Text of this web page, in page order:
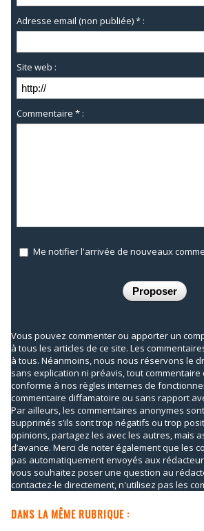
Adresse email (non publiée) * :
Site web :
Commentaire * :
Me notifier l'arrivée de nouveaux
Vous pouvez commenter ou apporter un
à tous les articles de ce site. Les
à tous. Néanmoins, nous nous réservons le
sans explication ni préavis, tout commentaire
conforme à nos règles internes de
commentaire diffamatoire ou sans rapport
Par ailleurs, les commentaires anonymes
supprimés s’ils sont trop négatifs ou trop
opinions, partagez les avec les autres, mais
d’avance. Merci de noter également que les
pas automatiquement envoyés aux
vous souhaitez poser une question au
contactez-le directement, n'utilisez pas les
DANS LA MÊME RUBRIQUE :